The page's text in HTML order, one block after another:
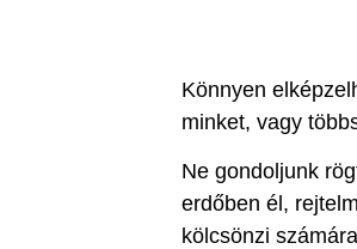
Könnyen
minket, vagy
Ne gondoljunk
erdőben él,
kölcsönzi